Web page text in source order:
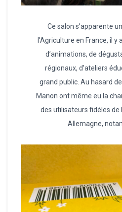
Ce salon s’apparente
l’Agriculture en France, il
d’animations, de
régionaux, d’ateliers
grand public. Au hasard
Manon ont même eu la
des utilisateurs fidèles de
Allemagne,